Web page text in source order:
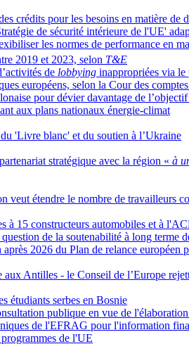
crédits pour les besoins en matière de
de sécurité intérieure de l'UE'
les normes de performance en
2019 et 2023, selon T&E
de lobbying inappropriées via le
européens, selon la Cour des
pour dévier davantage de
aux plans nationaux énergie-climat
'Livre blanc' et du soutien à l’Ukraine
stratégique avec la région « à
veut étendre le nombre de travailleurs
15 constructeurs automobiles et à
de la soutenabilité à long terme
2026 du Plan de relance européen
Antilles - le Conseil de l’Europe
étudiants serbes en Bosnie
publique en vue de
de l'EFRAG pour l'information
de l'UE